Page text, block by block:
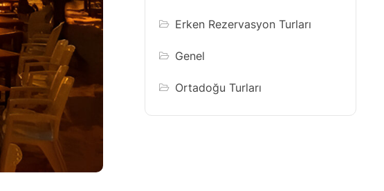
Erken Rezervasyon Turları
Genel
Ortadoğu Turları